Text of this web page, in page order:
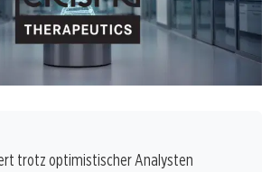
trotz optimistischer Analysten